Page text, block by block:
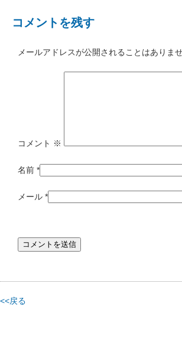
コメントを残す
メールアドレスが公開されることはありませ
コメント ※
名前 *
メール *
<<戻る